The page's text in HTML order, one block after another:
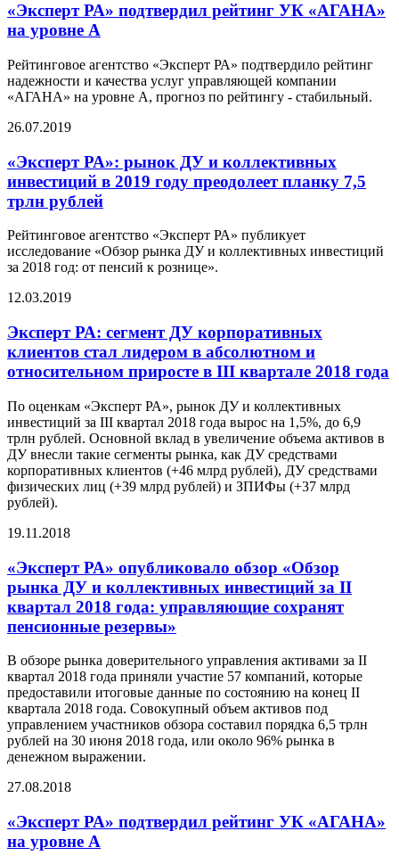
«Эксперт РА» подтвердил рейтинг УК «АГАНА»
на уровне А
Рейтинговое агентство «Эксперт РА» подтвердило рейтинг
надежности и качества услуг управляющей компании
«АГАНА» на уровне А, прогноз по рейтингу - стабильный.
26.07.2019
«Эксперт РА»: рынок ДУ и коллективных
инвестиций в 2019 году преодолеет планку 7,5
трлн рублей
Рейтинговое агентство «Эксперт РА» публикует
исследование «Обзор рынка ДУ и коллективных инвестиций
за 2018 год: от пенсий к рознице».
12.03.2019
Эксперт РА: сегмент ДУ корпоративных
клиентов стал лидером в абсолютном и
относительном приросте в III квартале 2018 года
По оценкам «Эксперт РА», рынок ДУ и коллективных
инвестиций за III квартал 2018 года вырос на 1,5%, до 6,9
трлн рублей. Основной вклад в увеличение объема активов в
ДУ внесли такие сегменты рынка, как ДУ средствами
корпоративных клиентов (+46 млрд рублей), ДУ средствами
физических лиц (+39 млрд рублей) и ЗПИФы (+37 млрд
рублей).
19.11.2018
«Эксперт РА» опубликовало обзор «Обзор
рынка ДУ и коллективных инвестиций за II
квартал 2018 года: управляющие сохранят
пенсионные резервы»
В обзоре рынка доверительного управления активами за II
квартал 2018 года приняли участие 57 компаний, которые
предоставили итоговые данные по состоянию на конец II
квартала 2018 года. Совокупный объем активов под
управлением участников обзора составил порядка 6,5 трлн
рублей на 30 июня 2018 года, или около 96% рынка в
денежном выражении.
27.08.2018
«Эксперт РА» подтвердил рейтинг УК «АГАНА»
на уровне А